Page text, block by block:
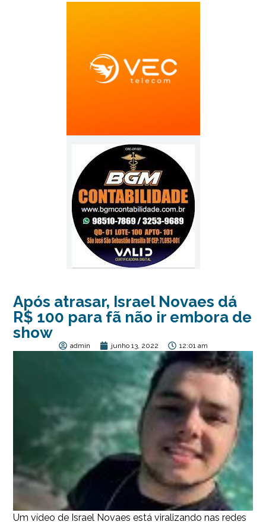
Após atrasar, Israel Novaes dá
R$ 100 para fã não ir embora de
show
admin junho 13, 2022 12:01 am
Um vídeo de Israel Novaes está viralizando nas redes